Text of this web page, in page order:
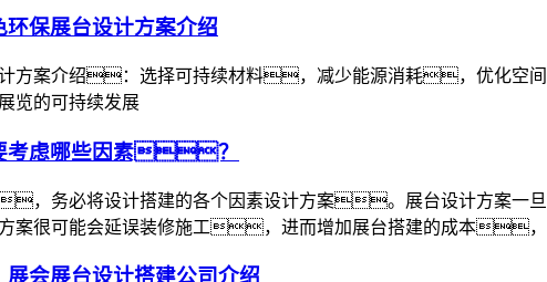
保展台设计方案介绍
设计方案介绍：选择可持续材料，减少能源消耗，优
的可持续发展
考虑哪些因素？
，务必将设计搭建的各个因素设计方案。展台设计方
案很可能会延误装修施工，进而增加展台搭建的成本
会展台设计搭建公司介绍